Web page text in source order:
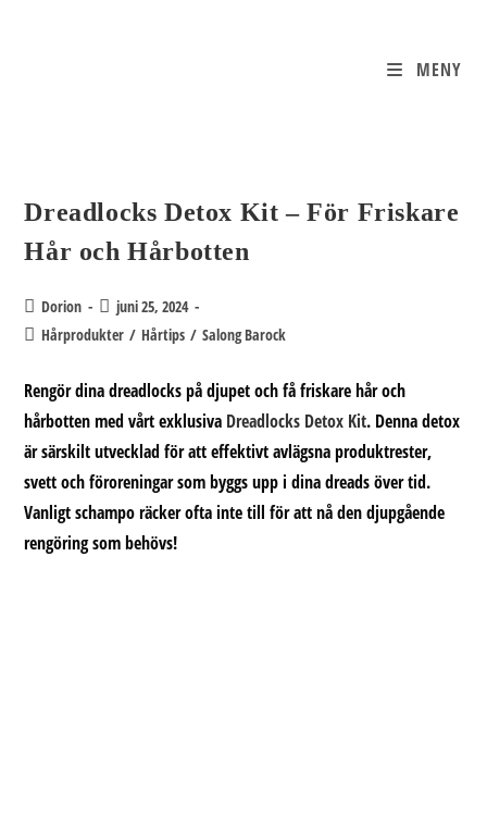
MENY
Dreadlocks Detox Kit – För Friskare
Hår och Hårbotten
Inläggsförfattare:
Dorion
Inlägget
publicerat:
juni 25, 2024
Inläggskategori:
Hårprodukter / Hårtips / Salong Barock
Rengör dina dreadlocks på djupet och få friskare hår och
hårbotten med vårt exklusiva Dreadlocks Detox Kit. Denna detox
är särskilt utvecklad för att effektivt avlägsna produktrester,
svett och föroreningar som byggs upp i dina dreads över tid.
Vanligt schampo räcker ofta inte till för att nå den djupgående
rengöring som behövs!